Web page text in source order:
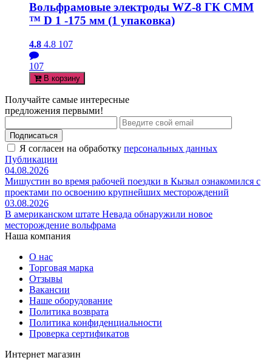
Вольфрамовые электроды WZ-8 ГК СММ
™ D 1 -175 мм (1 упаковка)
4.8 4.8 107
107
В корзину
Получайте самые интересные
предложения первыми!
Подписаться
Я согласен на обработку персональных данных
Публикации
04.08.2026
Мишустин во время рабочей поездки в Кызыл ознакомился с
проектами по освоению крупнейших месторождений
03.08.2026
В американском штате Невада обнаружили новое
месторождение вольфрама
Наша компания
О нас
Торговая марка
Отзывы
Вакансии
Наше оборудование
Политика возврата
Политика конфиденциальности
Проверка сертификатов
Интернет магазин